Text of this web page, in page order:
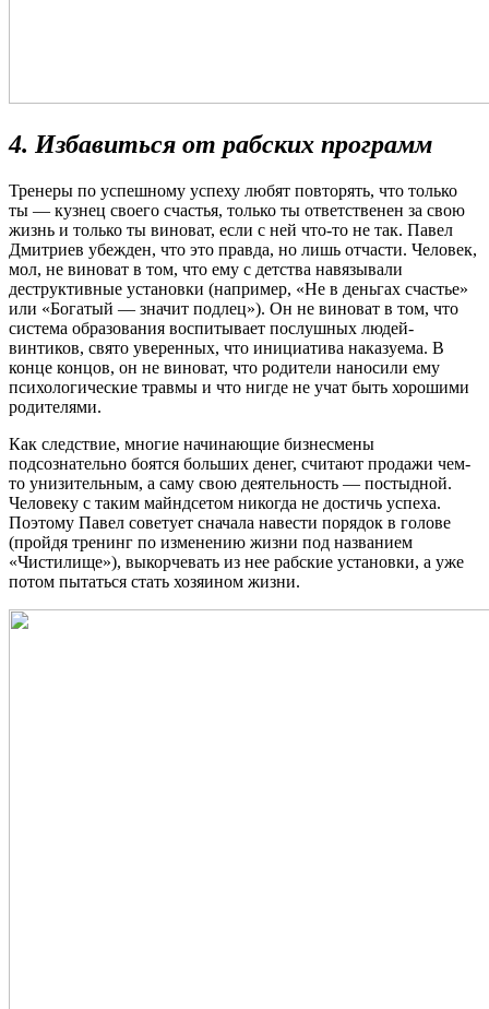
4. Избавиться от рабских программ
Тренеры по успешному успеху любят повторять, что только
ты — кузнец своего счастья, только ты ответственен за свою
жизнь и только ты виноват, если с ней что-то не так. Павел
Дмитриев убежден, что это правда, но лишь отчасти. Человек,
мол, не виноват в том, что ему с детства навязывали
деструктивные установки (например, «Не в деньгах счастье»
или «Богатый — значит подлец»). Он не виноват в том, что
система образования воспитывает послушных людей-
винтиков, свято уверенных, что инициатива наказуема. В
конце концов, он не виноват, что родители наносили ему
психологические травмы и что нигде не учат быть хорошими
родителями.
Как следствие, многие начинающие бизнесмены
подсознательно боятся больших денег, считают продажи чем-
то унизительным, а саму свою деятельность — постыдной.
Человеку с таким майндсетом никогда не достичь успеха.
Поэтому Павел советует сначала навести порядок в голове
(пройдя тренинг по изменению жизни под названием
«Чистилище»), выкорчевать из нее рабские установки, а уже
потом пытаться стать хозяином жизни.